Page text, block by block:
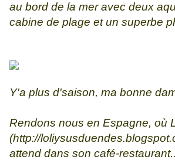
au bord de la mer avec deux
cabine de plage et un superbe
Y'a plus d'saison, ma bonne
Rendons nous en Espagne, où
(http://
attend dans son café-